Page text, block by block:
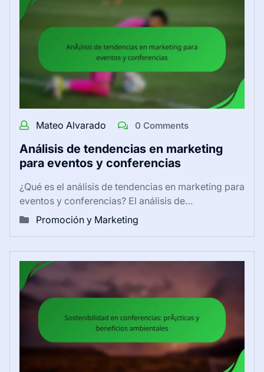
Mateo Alvarado 0 Comments
Análisis de tendencias en marketing
para eventos y conferencias
¿Qué es el análisis de tendencias en marketing para
eventos y conferencias? El análisis de…
Promoción y Marketing